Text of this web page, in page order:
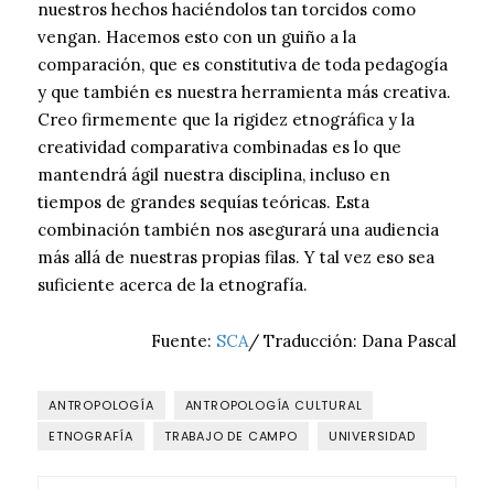
nuestros hechos haciéndolos tan torcidos como
vengan. Hacemos esto con un guiño a la
comparación, que es constitutiva de toda pedagogía
y que también es nuestra herramienta más creativa.
Creo firmemente que la rigidez etnográfica y la
creatividad comparativa combinadas es lo que
mantendrá ágil nuestra disciplina, incluso en
tiempos de grandes sequías teóricas. Esta
combinación también nos asegurará una audiencia
más allá de nuestras propias filas. Y tal vez eso sea
suficiente acerca de la etnografía.
Fuente: SCA/ Traducción: Dana Pascal
ANTROPOLOGÍA
ANTROPOLOGÍA CULTURAL
ETNOGRAFÍA
TRABAJO DE CAMPO UNIVERSIDAD